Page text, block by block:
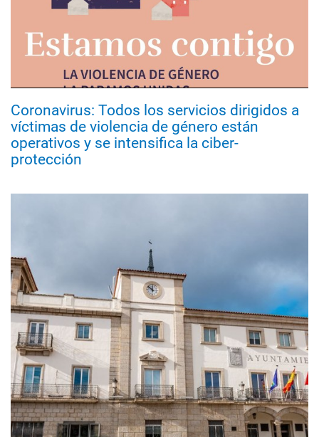
Coronavirus: Todos los servicios dirigidos a
víctimas de violencia de género están
operativos y se intensifica la ciber-
protección